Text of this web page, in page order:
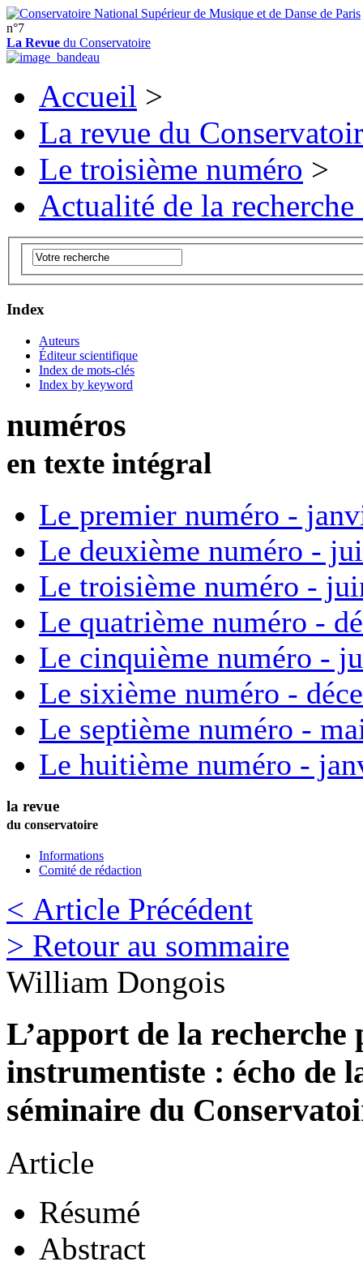
n°7
La Revue du Conservatoire
Accueil >
La revue du
Le troisième numéro >
Actualité de la
Index
Auteurs
Éditeur scientifique
Index de mots-clés
Index by keyword
numéros
en texte intégral
Le premier numéro -
Le deuxième numéro -
Le troisième numéro -
Le quatrième numéro -
Le cinquième numéro -
Le sixième numéro -
Le septième numéro -
Le huitième numéro -
la revue
du conservatoire
Informations
Comité de rédaction
< Article Précédent
> Retour au sommaire
William Dongois
L’apport de la
instrumentiste : écho de
séminaire du
Article
Résumé
Abstract